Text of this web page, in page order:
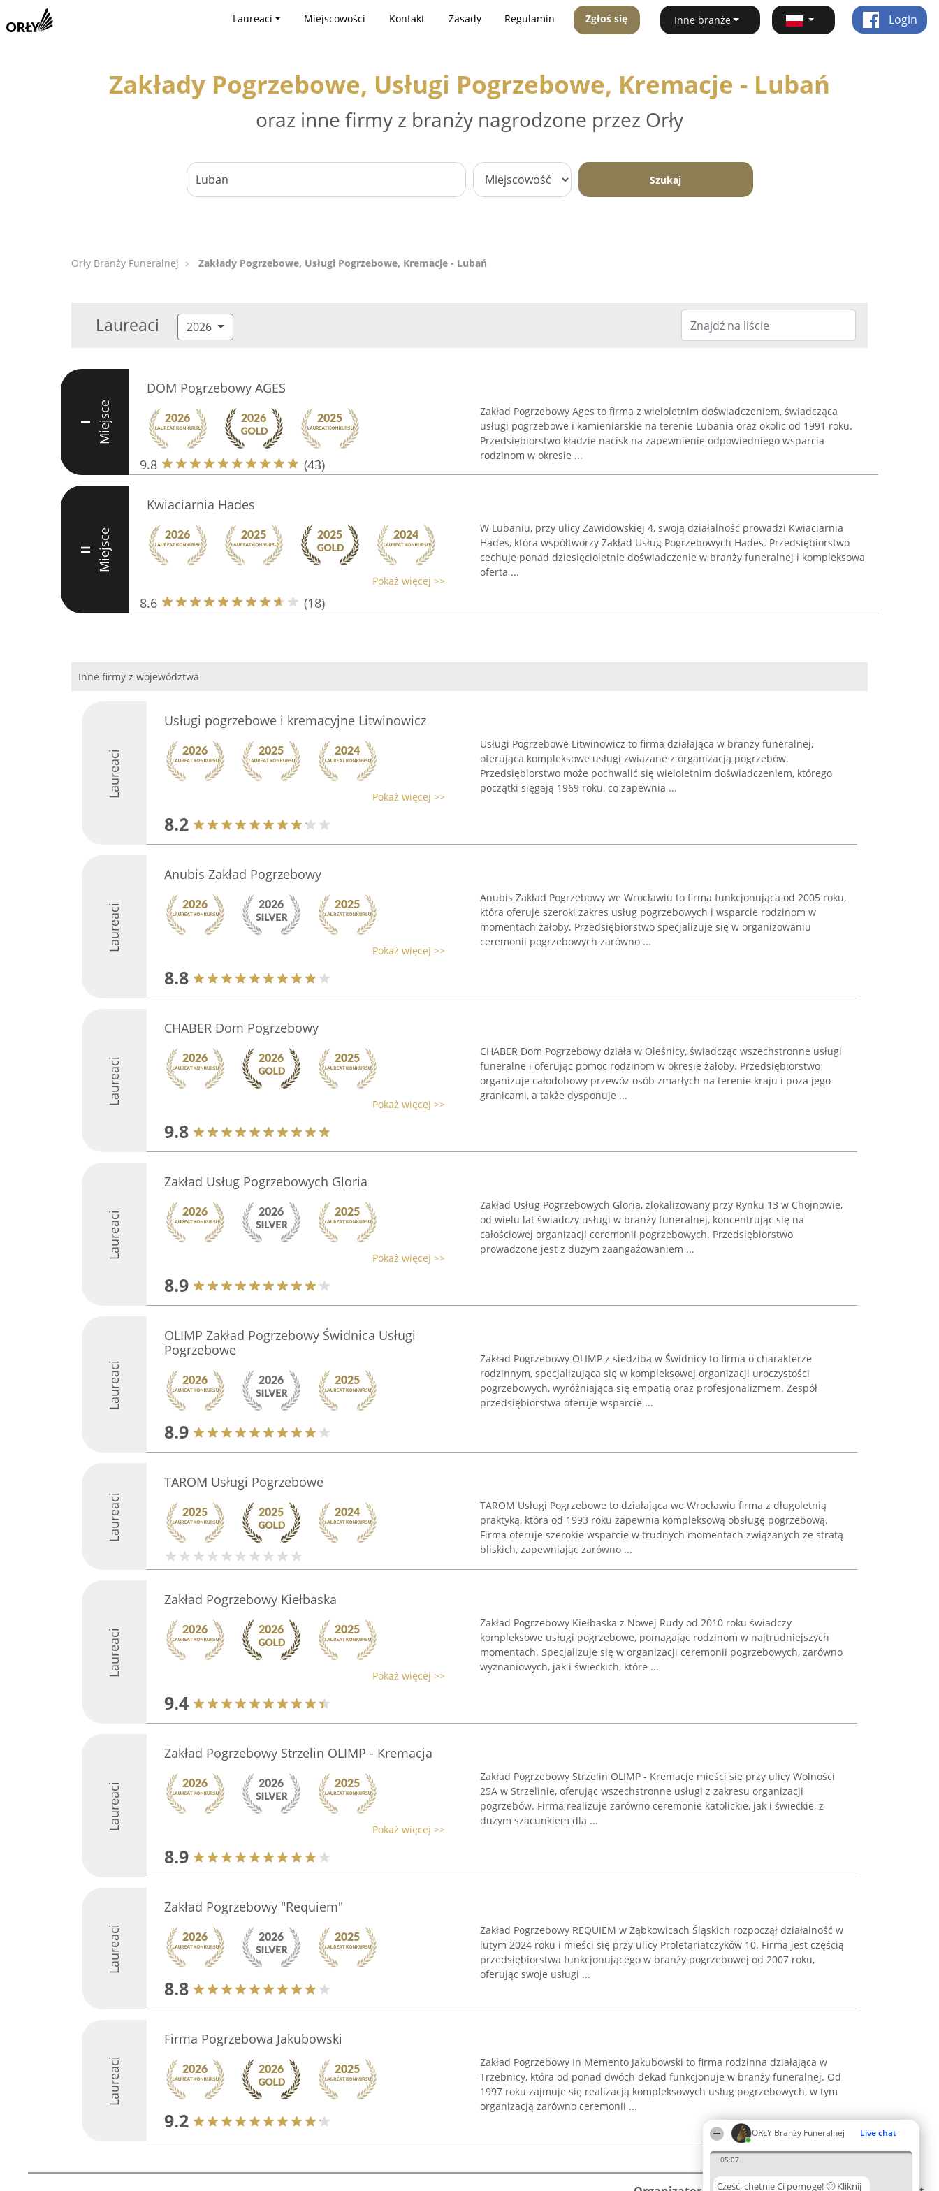
ORŁY Branży Funeralnej Live chat
05:07
Cześć, chętnie Ci pomogę! 🙂 Kliknij
Laureaci Miejscowości Kontakt Zasady Regulamin Zgłoś się Inne branże Login
Zakłady Pogrzebowe, Usługi Pogrzebowe, Kremacje - Lubań
oraz inne firmy z branży nagrodzone przez Orły
Szukaj
Orły Branży Funeralnej Zakłady Pogrzebowe, Usługi Pogrzebowe, Kremacje - Lubań
Laureaci 2026
I Miejsce
DOM Pogrzebowy AGES
9.8 (43)
Zakład Pogrzebowy Ages to firma z wieloletnim doświadczeniem, świadcząca
usługi pogrzebowe i kamieniarskie na terenie Lubania oraz okolic od 1991 roku.
Przedsiębiorstwo kładzie nacisk na zapewnienie odpowiedniego wsparcia
rodzinom w okresie ...
II Miejsce
Kwiaciarnia Hades
Pokaż więcej >>
8.6 (18)
W Lubaniu, przy ulicy Zawidowskiej 4, swoją działalność prowadzi Kwiaciarnia
Hades, która współtworzy Zakład Usług Pogrzebowych Hades. Przedsiębiorstwo
cechuje ponad dziesięcioletnie doświadczenie w branży funeralnej i kompleksowa
oferta ...
Inne firmy z województwa
Laureaci
Usługi pogrzebowe i kremacyjne Litwinowicz
Pokaż więcej >>
8.2
Usługi Pogrzebowe Litwinowicz to firma działająca w branży funeralnej,
oferująca kompleksowe usługi związane z organizacją pogrzebów.
Przedsiębiorstwo może pochwalić się wieloletnim doświadczeniem, którego
początki sięgają 1969 roku, co zapewnia ...
Laureaci
Anubis Zakład Pogrzebowy
Pokaż więcej >>
8.8
Anubis Zakład Pogrzebowy we Wrocławiu to firma funkcjonująca od 2005 roku,
która oferuje szeroki zakres usług pogrzebowych i wsparcie rodzinom w
momentach żałoby. Przedsiębiorstwo specjalizuje się w organizowaniu
ceremonii pogrzebowych zarówno ...
Laureaci
CHABER Dom Pogrzebowy
Pokaż więcej >>
9.8
CHABER Dom Pogrzebowy działa w Oleśnicy, świadcząc wszechstronne usługi
funeralne i oferując pomoc rodzinom w okresie żałoby. Przedsiębiorstwo
organizuje całodobowy przewóz osób zmarłych na terenie kraju i poza jego
granicami, a także dysponuje ...
Laureaci
Zakład Usług Pogrzebowych Gloria
Pokaż więcej >>
8.9
Zakład Usług Pogrzebowych Gloria, zlokalizowany przy Rynku 13 w Chojnowie,
od wielu lat świadczy usługi w branży funeralnej, koncentrując się na
całościowej organizacji ceremonii pogrzebowych. Przedsiębiorstwo
prowadzone jest z dużym zaangażowaniem ...
Laureaci
OLIMP Zakład Pogrzebowy Świdnica Usługi
Pogrzebowe
8.9
Zakład Pogrzebowy OLIMP z siedzibą w Świdnicy to firma o charakterze
rodzinnym, specjalizująca się w kompleksowej organizacji uroczystości
pogrzebowych, wyróżniająca się empatią oraz profesjonalizmem. Zespół
przedsiębiorstwa oferuje wsparcie ...
Laureaci
TAROM Usługi Pogrzebowe
TAROM Usługi Pogrzebowe to działająca we Wrocławiu firma z długoletnią
praktyką, która od 1993 roku zapewnia kompleksową obsługę pogrzebową.
Firma oferuje szerokie wsparcie w trudnych momentach związanych ze stratą
bliskich, zapewniając zarówno ...
Laureaci
Zakład Pogrzebowy Kiełbaska
Pokaż więcej >>
9.4
Zakład Pogrzebowy Kiełbaska z Nowej Rudy od 2010 roku świadczy
kompleksowe usługi pogrzebowe, pomagając rodzinom w najtrudniejszych
momentach. Specjalizuje się w organizacji ceremonii pogrzebowych, zarówno
wyznaniowych, jak i świeckich, które ...
Laureaci
Zakład Pogrzebowy Strzelin OLIMP - Kremacja
Pokaż więcej >>
8.9
Zakład Pogrzebowy Strzelin OLIMP - Kremacje mieści się przy ulicy Wolności
25A w Strzelinie, oferując wszechstronne usługi z zakresu organizacji
pogrzebów. Firma realizuje zarówno ceremonie katolickie, jak i świeckie, z
dużym szacunkiem dla ...
Laureaci
Zakład Pogrzebowy "Requiem"
8.8
Zakład Pogrzebowy REQUIEM w Ząbkowicach Śląskich rozpoczął działalność w
lutym 2024 roku i mieści się przy ulicy Proletariatczyków 10. Firma jest częścią
przedsiębiorstwa funkcjonującego w branży pogrzebowej od 2007 roku,
oferując swoje usługi ...
Laureaci
Firma Pogrzebowa Jakubowski
9.2
Zakład Pogrzebowy In Memento Jakubowski to firma rodzinna działająca w
Trzebnicy, która od ponad dwóch dekad funkcjonuje w branży funeralnej. Od
1997 roku zajmuje się realizacją kompleksowych usług pogrzebowych, w tym
organizacją zarówno ceremonii ...